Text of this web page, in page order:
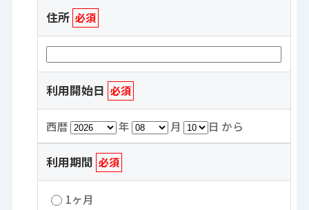
住所 必須
利用開始日 必須
西暦 年 月 日 から
利用期間 必須
1ヶ月